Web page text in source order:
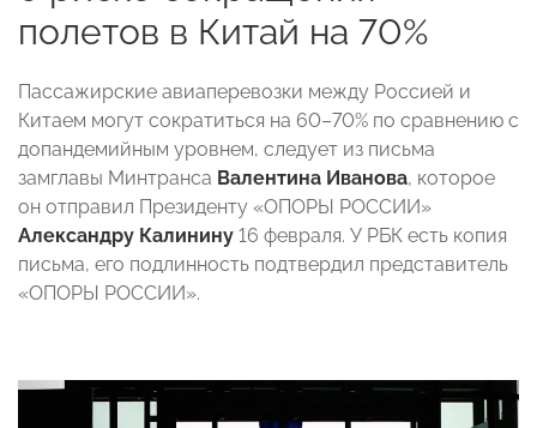
полетов в Китай на 70%
Пассажирские авиаперевозки между Россией и
Китаем могут сократиться на 60–70% по сравнению с
допандемийным уровнем, следует из письма
замглавы Минтранса Валентина Иванова, которое
он отправил Президенту «ОПОРЫ РОССИИ»
Александру Калинину 16 февраля. У РБК есть копия
письма, его подлинность подтвердил представитель
«ОПОРЫ РОССИИ».